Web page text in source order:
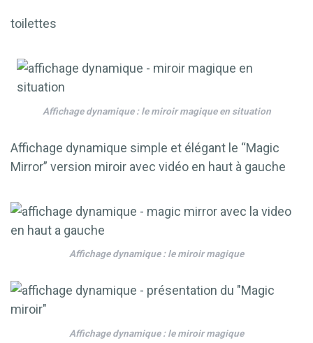
toilettes
Affichage dynamique : le miroir magique en situation
Affichage dynamique simple et élégant le “Magic
Mirror” version miroir avec vidéo en haut à gauche
Affichage dynamique : le miroir magique
Affichage dynamique : le miroir magique